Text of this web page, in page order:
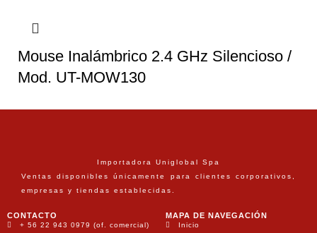
Mouse Inalámbrico 2.4 GHz Silencioso /
Mod. UT-MOW130
Importadora Uniglobal Spa
Ventas disponibles únicamente para clientes corporativos,
empresas y tiendas establecidas.
CONTACTO
+ 56 22 943 0979 (of. comercial)
MAPA DE NAVEGACIÓN
Inicio